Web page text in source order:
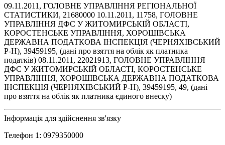
09.11.2011, ГОЛОВНЕ УПРАВЛІННЯ РЕГІОНАЛЬНОЇ
СТАТИСТИКИ, 21680000 10.11.2011, 11758, ГОЛОВНЕ
УПРАВЛIННЯ ДФС У ЖИТОМИРСЬКIЙ ОБЛАСТI,
КОРОСТЕНСЬКЕ УПРАВЛIННЯ, ХОРОШIВСЬКА
ДЕРЖАВНА ПОДАТКОВА IНСПЕКЦIЯ (ЧЕРНЯХIВСЬКИЙ
Р-Н), 39459195, (дані про взяття на облік як платника
податків) 08.11.2011, 22021913, ГОЛОВНЕ УПРАВЛIННЯ
ДФС У ЖИТОМИРСЬКIЙ ОБЛАСТI, КОРОСТЕНСЬКЕ
УПРАВЛIННЯ, ХОРОШIВСЬКА ДЕРЖАВНА ПОДАТКОВА
IНСПЕКЦIЯ (ЧЕРНЯХIВСЬКИЙ Р-Н), 39459195, 49, (дані
про взяття на облік як платника єдиного внеску)
Інформація для здійснення зв'язку
Телефон 1: 0979350000